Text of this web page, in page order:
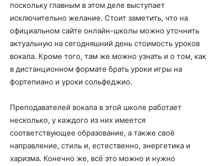
поскольку главным в этом деле выступает
исключительно желание. Стоит заметить, что на
официальном сайте онлайн-школы можно уточнить
актуальную на сегодняшний день стоимость уроков
вокала. Кроме того, там же можно узнать и о том, как
в дистанционном формате брать уроки игры на
фортепиано и уроки сольфеджио.
Преподавателей вокала в этой школе работает
несколько, у каждого из них имеется
соответствующее образование, а также своё
направление, стиль и, естественно, энергетика и
харизма. Конечно же, всё это можно и нужно